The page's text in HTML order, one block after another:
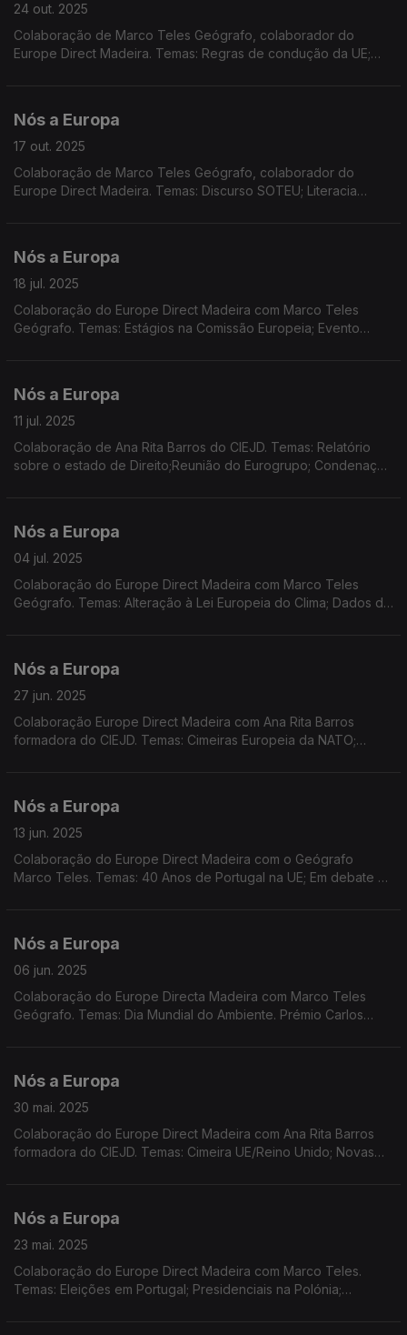
24 out. 2025
Colaboração de Marco Teles Geógrafo, colaborador do
Europe Direct Madeira. Temas: Regras de condução da UE;
Nós a Europa
17 out. 2025
Colaboração de Marco Teles Geógrafo, colaborador do
Europe Direct Madeira. Temas: Discurso SOTEU; Literacia
Nós a Europa
18 jul. 2025
Colaboração do Europe Direct Madeira com Marco Teles
Geógrafo. Temas: Estágios na Comissão Europeia; Evento
Nós a Europa
11 jul. 2025
Colaboração de Ana Rita Barros do CIEJD. Temas: Relatório
sobre o estado de Direito;Reunião do Eurogrupo; Condenação
Nós a Europa
04 jul. 2025
Colaboração do Europe Direct Madeira com Marco Teles
Geógrafo. Temas: Alteração à Lei Europeia do Clima; Dados do
Nós a Europa
27 jun. 2025
Colaboração Europe Direct Madeira com Ana Rita Barros
formadora do CIEJD. Temas: Cimeiras Europeia da NATO;
Nós a Europa
13 jun. 2025
Colaboração do Europe Direct Madeira com o Geógrafo
Marco Teles. Temas: 40 Anos de Portugal na UE; Em debate as
Nós a Europa
06 jun. 2025
Colaboração do Europe Directa Madeira com Marco Teles
Geógrafo. Temas: Dia Mundial do Ambiente. Prémio Carlos
Nós a Europa
30 mai. 2025
Colaboração do Europe Direct Madeira com Ana Rita Barros
formadora do CIEJD. Temas: Cimeira UE/Reino Unido; Novas
Nós a Europa
23 mai. 2025
Colaboração do Europe Direct Madeira com Marco Teles.
Temas: Eleições em Portugal; Presidenciais na Polónia;